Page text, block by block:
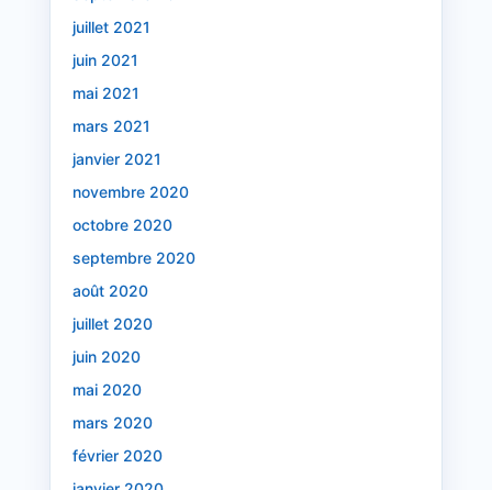
juillet 2021
juin 2021
mai 2021
mars 2021
janvier 2021
novembre 2020
octobre 2020
septembre 2020
août 2020
juillet 2020
juin 2020
mai 2020
mars 2020
février 2020